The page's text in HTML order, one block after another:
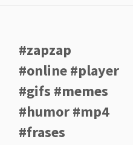
#zapzap
#online #player
#gifs #memes
#humor #mp4
#frases